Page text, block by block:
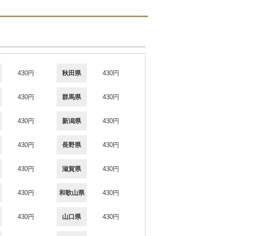
430円 秋田県 430円
430円 群馬県 430円
430円 新潟県 430円
430円 長野県 430円
430円 滋賀県 430円
430円 和歌山県 430円
430円 山口県 430円